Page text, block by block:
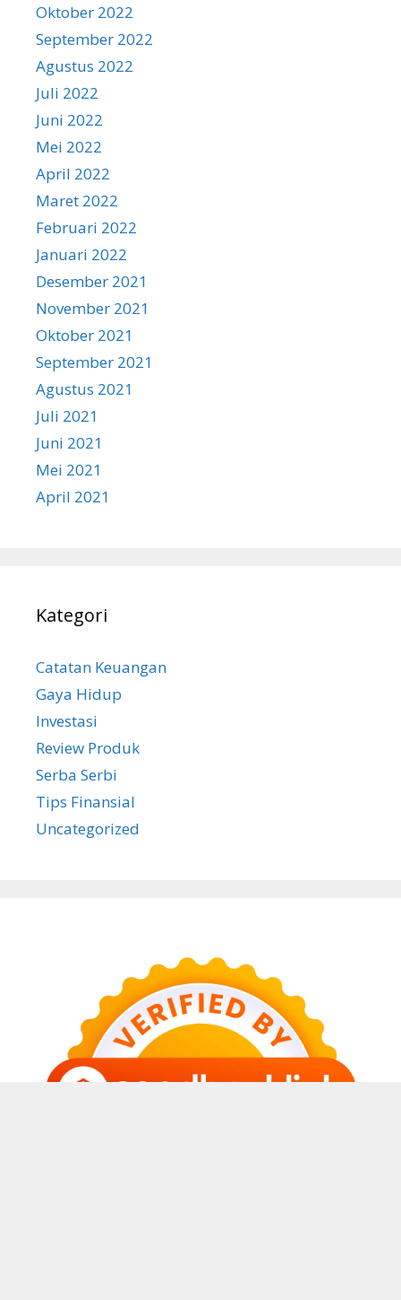
Oktober 2022
September 2022
Agustus 2022
Juli 2022
Juni 2022
Mei 2022
April 2022
Maret 2022
Februari 2022
Januari 2022
Desember 2021
November 2021
Oktober 2021
September 2021
Agustus 2021
Juli 2021
Juni 2021
Mei 2021
April 2021
Kategori
Catatan Keuangan
Gaya Hidup
Investasi
Review Produk
Serba Serbi
Tips Finansial
Uncategorized